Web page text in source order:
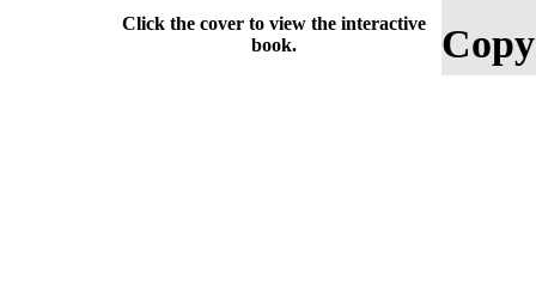
Click the cover to view the interactive
book.